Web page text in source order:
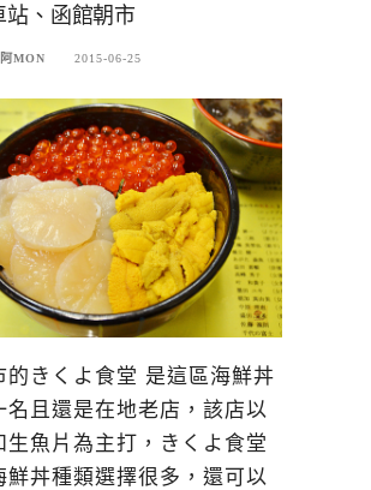
站、函館朝市
阿MON 2015-06-25
的きくよ食堂 是這區海鮮丼
名且還是在地老店，該店以
生魚片為主打，きくよ食堂
鮮丼種類選擇很多，還可以